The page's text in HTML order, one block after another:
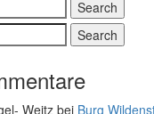
Weitz bei Burg